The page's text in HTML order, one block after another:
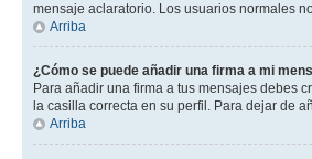
mensaje aclaratorio. Los usuarios normales
Arriba
¿Cómo se puede añadir una firma a mi
Para añadir una firma a tus mensajes debes
la casilla correcta en su perfil. Para dejar de
Arriba